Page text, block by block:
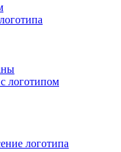
логотипом
логотипа